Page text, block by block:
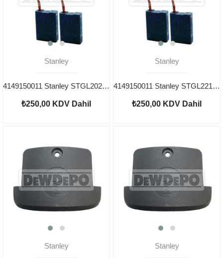
Stanley
4149150011 Stanley STGL2023 Kömür
₺250,00 KDV Dahil
Stanley
4149150011 Stanley STGL2218 Kömür
₺250,00 KDV Dahil
Stanley Stanley